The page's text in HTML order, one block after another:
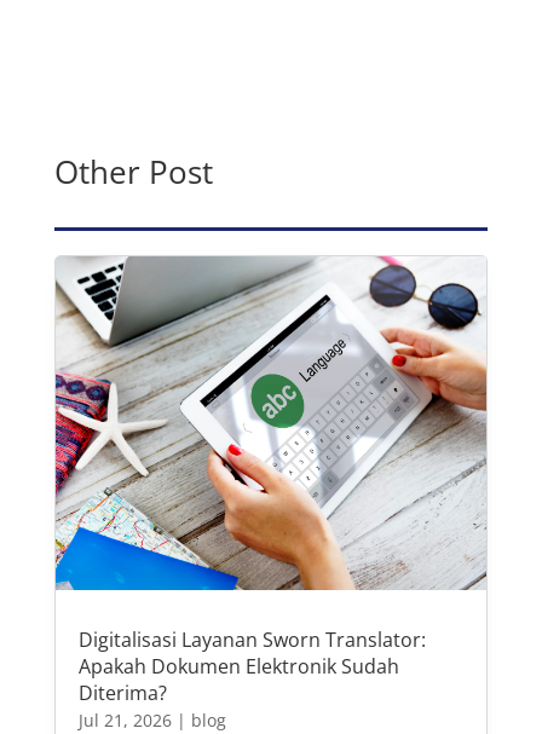
Other Post
Digitalisasi Layanan Sworn Translator:
Apakah Dokumen Elektronik Sudah
Diterima?
Jul 21, 2026| blog